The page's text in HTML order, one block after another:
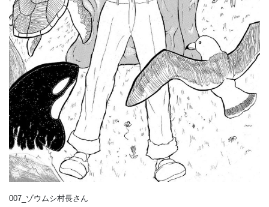
007_ゾウムシ村長さん